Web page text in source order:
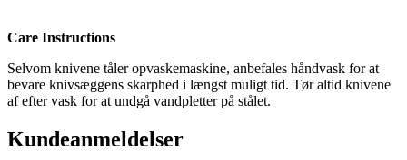
Care Instructions
Selvom knivene tåler opvaskemaskine, anbefales håndvask for at
bevare knivsæggens skarphed i længst muligt tid. Tør altid knivene
af efter vask for at undgå vandpletter på stålet.
Kundeanmeldelser